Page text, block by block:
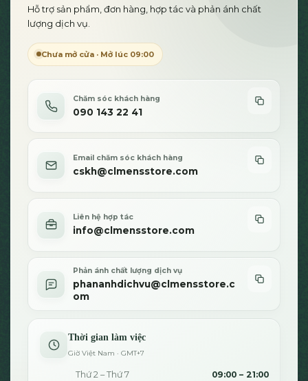
có
Hỗ trợ sản phẩm, đơn hàng, hợp tác và phản ánh chất
lượng dịch vụ.
Chưa mở cửa · Mở lúc 09:00
Chăm sóc khách hàng
090 143 22 41
Email chăm sóc khách hàng
cskh@clmensstore.com
Liên hệ hợp tác
info@clmensstore.com
Phản ánh chất lượng dịch vụ
phananhdichvu@clmensstore.c
om
Thời gian làm việc
Giờ Việt Nam · GMT+7
Thứ 2 – Thứ 7
09:00 – 21:00